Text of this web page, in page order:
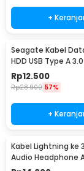
+
Seagate Kabel
HDD USB Type A
Micro B Cable
(ORIGINAL)
Rp12.500
Rp28.900 57%
+
Kabel Lightning ke
Audio Headphone
iPhone - JH-001